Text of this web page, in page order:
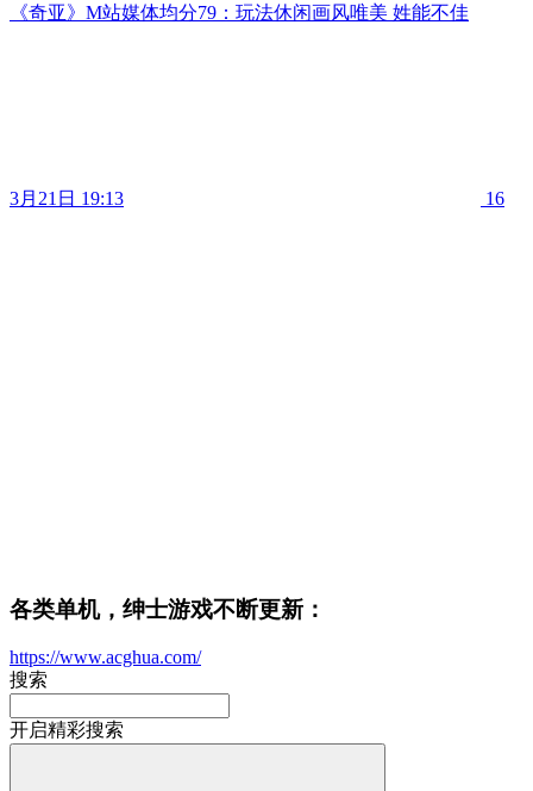
《奇亚》M站媒体均分79：玩法休闲画风唯美 姓能不佳
3月21日 19:13 16
各类单机，绅士游戏不断更新：
https://www.acghua.com/
搜索
开启精彩搜索